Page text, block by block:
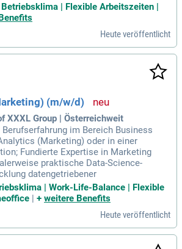
| Flexible Arbeitszeiten |
Heute veröffentlicht
(m/w/d)
XXXL Group | Österreichweit
im Bereich Business
(Marketing) oder in einer
Fundierte Expertise in Marketing
praktische Data-Science-
datengetriebener
| Work-Life-Balance | Flexible
| + weitere Benefits
Heute veröffentlicht